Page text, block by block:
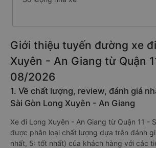
Giới thiệu tuyến đường xe
Xuyên - An Giang từ Quận
08/2026
1. Về chất lượng, review, đánh giá
Sài Gòn Long Xuyên - An Giang
Xe đi Long Xuyên - An Giang từ Quận 11 -
được phân loại chất lượng dựa trên đánh
nhất, 5: tốt nhất) của khách hàng với các